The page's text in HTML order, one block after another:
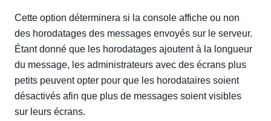
Cette option déterminera si la console affiche ou non
des horodatages des messages envoyés sur le serveur.
Étant donné que les horodatages ajoutent à la longueur
du message, les administrateurs avec des écrans plus
petits peuvent opter pour que les horodataires soient
désactivés afin que plus de messages soient visibles
sur leurs écrans.